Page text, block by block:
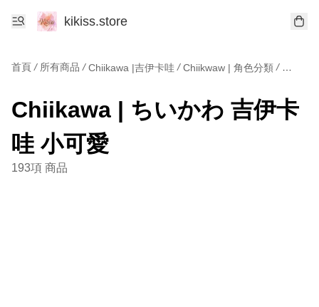
kikiss.store
首頁 / 所有商品 / Chiikawa |吉伊卡哇 / Chiikwaw | 角色分類 /
Chiikawa | ちいかわ 吉伊卡
哇 小可愛
193項 商品